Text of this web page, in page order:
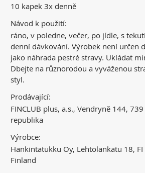
10 kapek 3x denně
Návod k použití:
ráno, v poledne, večer, po jídle, s
denní dávkování. Výrobek není určen
jako náhrada pestré stravy. Ukládat
Dbejte na různorodou a vyváženou
styl.
Prodávající:
FINCLUB plus, a.s., Vendryně 144,
republika
Výrobce:
Hankintatukku Oy, Lehtolankatu 18,
Finland